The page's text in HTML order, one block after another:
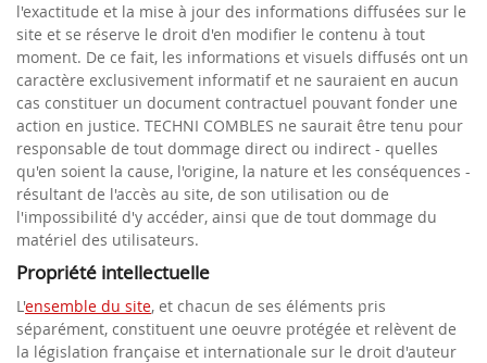
l'exactitude et la mise à jour des informations diffusées sur le
site et se réserve le droit d'en modifier le contenu à tout
moment. De ce fait, les informations et visuels diffusés ont un
caractère exclusivement informatif et ne sauraient en aucun
cas constituer un document contractuel pouvant fonder une
action en justice. TECHNI COMBLES ne saurait être tenu pour
responsable de tout dommage direct ou indirect - quelles
qu'en soient la cause, l'origine, la nature et les conséquences -
résultant de l'accès au site, de son utilisation ou de
l'impossibilité d'y accéder, ainsi que de tout dommage du
matériel des utilisateurs.
Propriété intellectuelle
L'ensemble du site, et chacun de ses éléments pris
séparément, constituent une oeuvre protégée et relèvent de
la législation française et internationale sur le droit d'auteur